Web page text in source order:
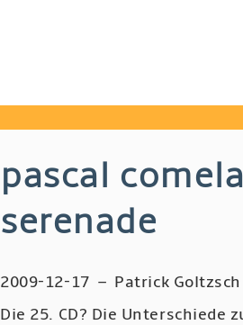
pascal
serenade
2009-12-17 – Patrick Goltzsch
Die 25. CD? Die